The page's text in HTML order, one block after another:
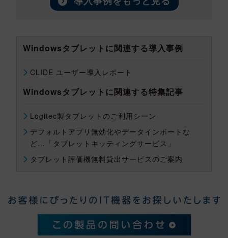
Windowsタブレットに関連する導入事例
CLIDE ユーザー導入レポート
Windowsタブレットに関連する特集記事
Logitec製タブレットのご利用シーン
デフォルトアプリ無効化やデータインポートな
ど…「タブレットキッティングサービス」
タブレット評価機無料貸出サービスのご案内